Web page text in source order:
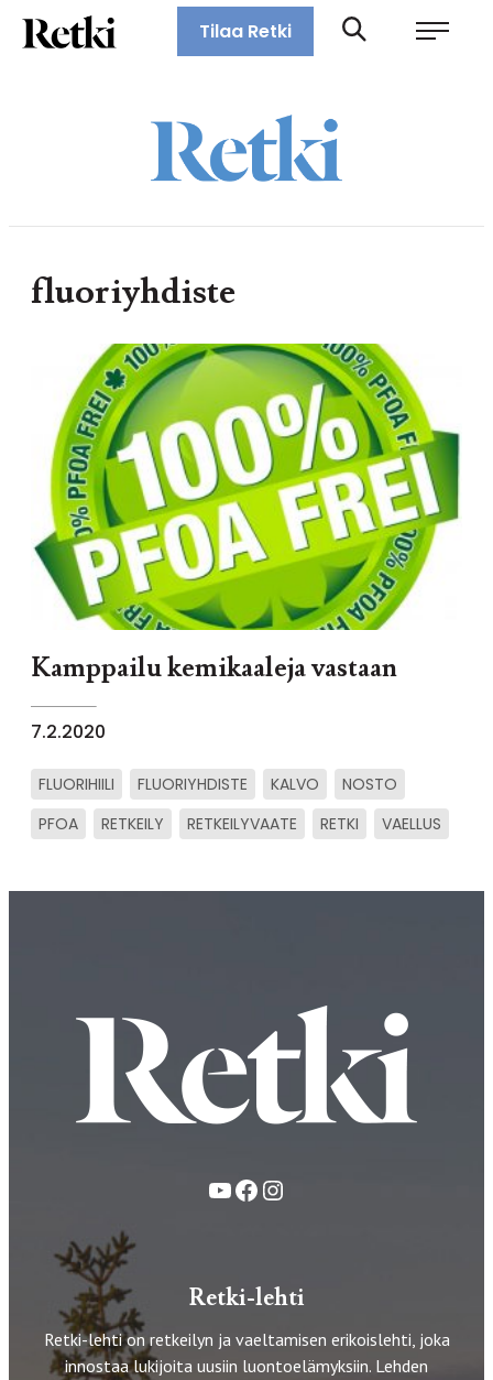
Siirry
suoraan
Retki-lehti
Tilaa Retki
fluoriyhdiste
Kamppailu kemikaaleja vastaan
7.2.2020
FLUORIHIILI FLUORIYHDISTE KALVO
NOSTO
PFOA
RETKEILY RETKEILYVAATE RETKI VAELLUS
YouTube
FacebookInstagram
Retki-lehti
Retki-lehti on retkeilyn ja vaeltamisen erikoislehti, joka
innostaa lukijoita uusiin luontoelämyksiin. Lehden